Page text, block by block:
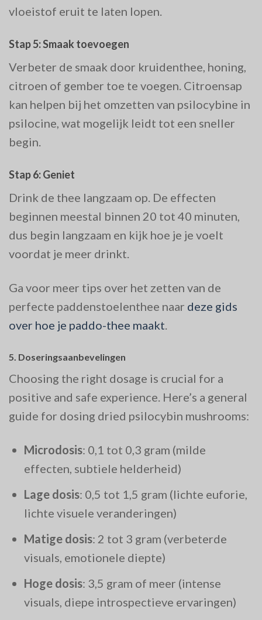
vloeistof eruit te laten lopen.
Stap 5: Smaak toevoegen
Verbeter de smaak door kruidenthee, honing,
citroen of gember toe te voegen. Citroensap
kan helpen bij het omzetten van psilocybine in
psilocine, wat mogelijk leidt tot een sneller
begin.
Stap 6: Geniet
Drink de thee langzaam op. De effecten
beginnen meestal binnen 20 tot 40 minuten,
dus begin langzaam en kijk hoe je je voelt
voordat je meer drinkt.
Ga voor meer tips over het zetten van de
perfecte paddenstoelenthee naar deze gids
over hoe je paddo-thee maakt.
5. Doseringsaanbevelingen
Choosing the right dosage is crucial for a
positive and safe experience. Here’s a general
guide for dosing dried psilocybin mushrooms:
Microdosis: 0,1 tot 0,3 gram (milde
effecten, subtiele helderheid)
Lage dosis: 0,5 tot 1,5 gram (lichte euforie,
lichte visuele veranderingen)
Matige dosis: 2 tot 3 gram (verbeterde
visuals, emotionele diepte)
Hoge dosis: 3,5 gram of meer (intense
visuals, diepe introspectieve ervaringen)